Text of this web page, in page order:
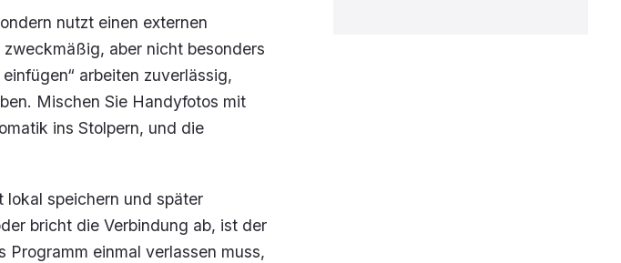
nutzt einen externen
aber nicht besonders
arbeiten zuverlässig,
Mischen Sie Handyfotos mit
ins Stolpern, und die
lokal speichern und später
bricht die Verbindung ab, ist der
einmal verlassen muss,